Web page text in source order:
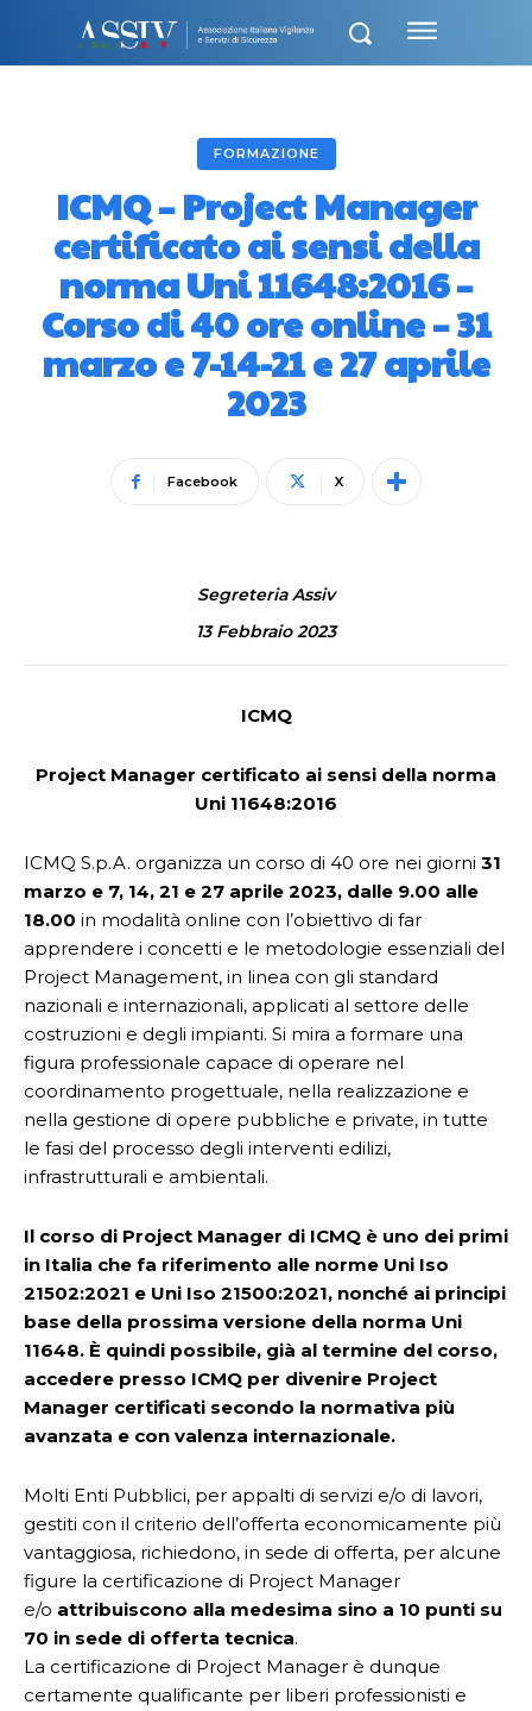
FORMAZIONE
ICMQ – Project Manager
certificato ai sensi della
norma Uni 11648:2016 –
Corso di 40 ore online – 31
marzo e 7-14-21 e 27 aprile
2023
Facebook X
Segreteria Assiv
13 Febbraio 2023
ICMQ
Project Manager certificato ai sensi della norma
Uni 11648:2016
ICMQ S.p.A. organizza un corso di 40 ore nei giorni 31
marzo e 7, 14, 21 e 27 aprile 2023, dalle 9.00 alle
18.00 in modalità online con l’obiettivo di far
apprendere i concetti e le metodologie essenziali del
Project Management, in linea con gli standard
nazionali e internazionali, applicati al settore delle
costruzioni e degli impianti. Si mira a formare una
figura professionale capace di operare nel
coordinamento progettuale, nella realizzazione e
nella gestione di opere pubbliche e private, in tutte
le fasi del processo degli interventi edilizi,
infrastrutturali e ambientali.
Il corso di Project Manager di ICMQ è uno dei primi
in Italia che fa riferimento alle norme Uni Iso
21502:2021 e Uni Iso 21500:2021, nonché ai principi
base della prossima versione della norma Uni
11648. È quindi possibile, già al termine del corso,
accedere presso ICMQ per divenire Project
Manager certificati secondo la normativa più
avanzata e con valenza internazionale.
Molti Enti Pubblici, per appalti di servizi e/o di lavori,
gestiti con il criterio dell’offerta economicamente più
vantaggiosa, richiedono, in sede di offerta, per alcune
figure la certificazione di Project Manager
e/o attribuiscono alla medesima sino a 10 punti su
70 in sede di offerta tecnica.
La certificazione di Project Manager è dunque
certamente qualificante per liberi professionisti e